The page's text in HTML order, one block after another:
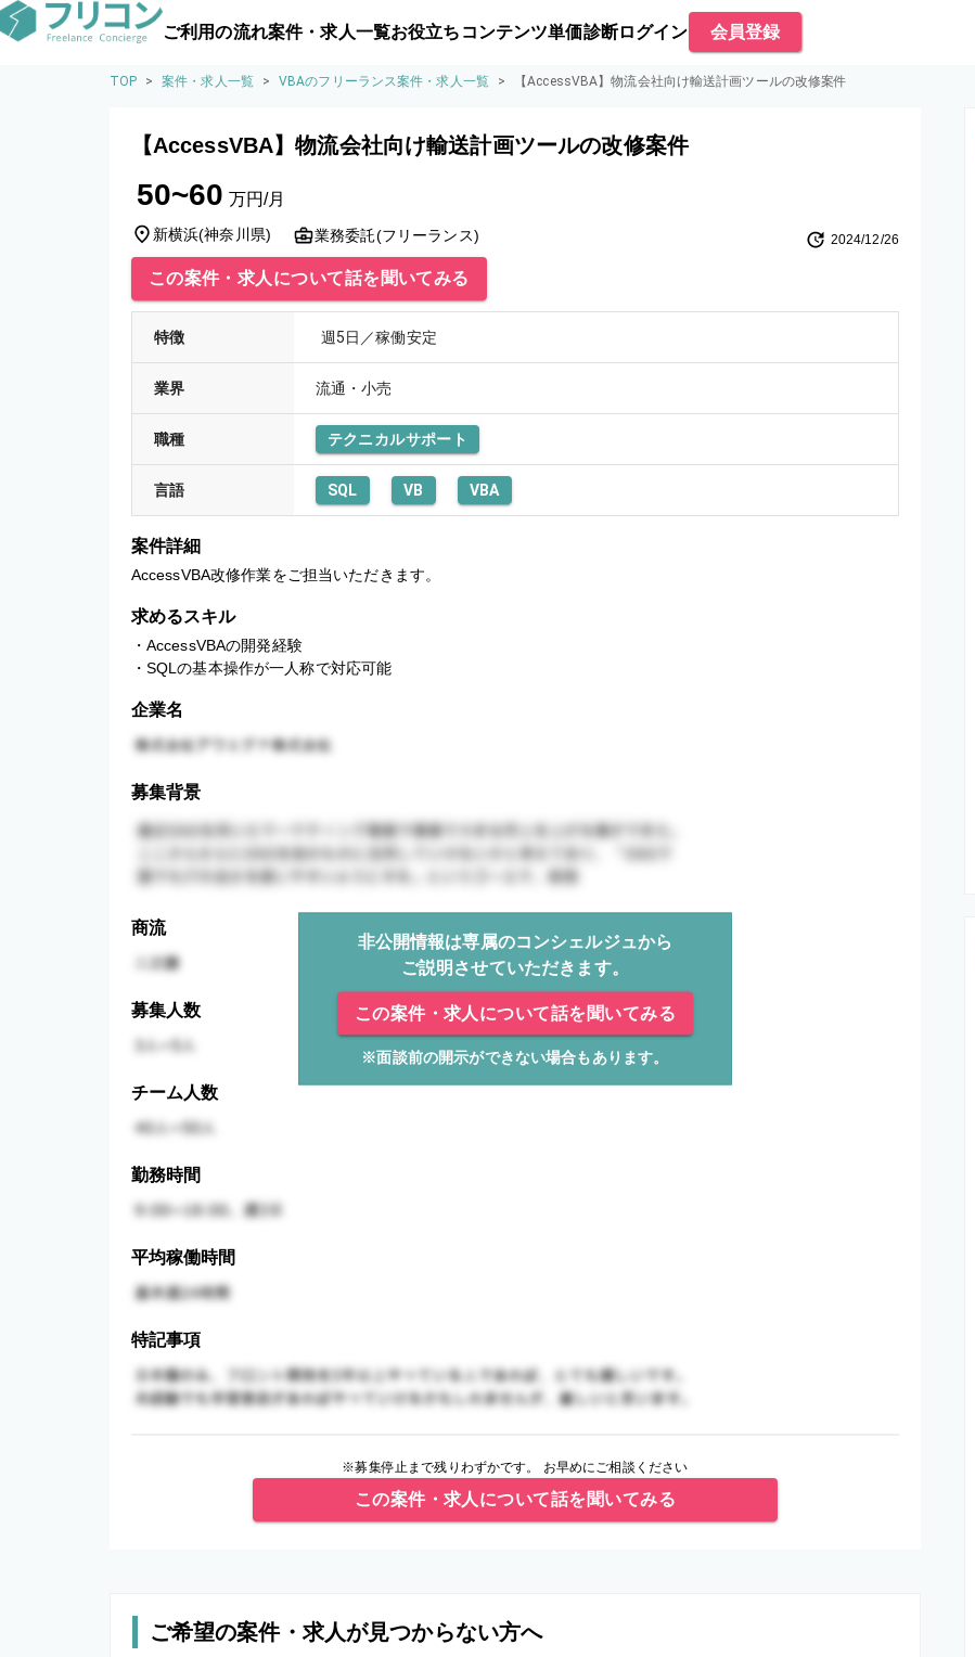
ご利用の流れ案件・求人一覧お役立ちコンテンツ単価診断ログイン 会員登録
TOP > 案件・求人一覧 > VBAのフリーランス案件・求人一覧 > 【AccessVBA】物流会社向け輸送計画ツールの改修案件
【AccessVBA】物流会社向け輸送計画ツールの改修案件
50~60 万円/月
新横浜(神奈川県) 業務委託(フリーランス) 2024/12/26
この案件・求人について話を聞いてみる
特徴 週5日／稼働安定
業界 流通・小売
職種 テクニカルサポート
言語 SQL VB VBA
案件詳細
AccessVBA改修作業をご担当いただきます。
求めるスキル
・AccessVBAの開発経験
・SQLの基本操作が一人称で対応可能
企業名
募集背景
商流
非公開情報は専属のコンシェルジュから
ご説明させていただきます。
この案件・求人について話を聞いてみる
※面談前の開示ができない場合もあります。
募集人数
チーム人数
勤務時間
平均稼働時間
特記事項
※募集停止まで残りわずかです。 お早めにご相談ください
この案件・求人について話を聞いてみる
ご希望の案件・求人が見つからない方へ